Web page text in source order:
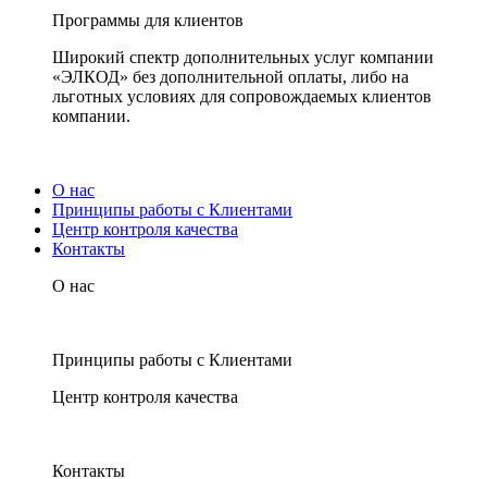
Программы для клиентов
Широкий спектр дополнительных услуг компании
«ЭЛКОД» без дополнительной оплаты, либо на
льготных условиях для сопровождаемых клиентов
компании.
О нас
Принципы работы с Клиентами
Центр контроля качества
Контакты
О нас
Принципы работы с Клиентами
Центр контроля качества
Контакты